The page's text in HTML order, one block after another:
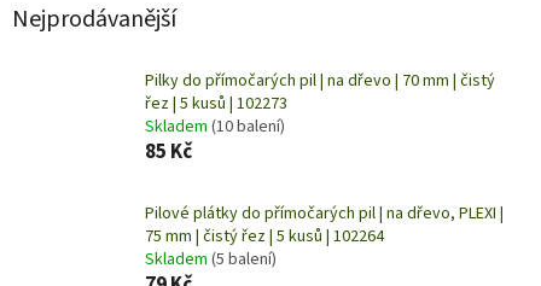
Nejprodávanější
Pilky do přímočarých pil | na dřevo | 70 mm | čistý
řez | 5 kusů | 102273
Skladem (10 balení)
85 Kč
Pilové plátky do přímočarých pil | na dřevo, PLEXI |
75 mm | čistý řez | 5 kusů | 102264
Skladem (5 balení)